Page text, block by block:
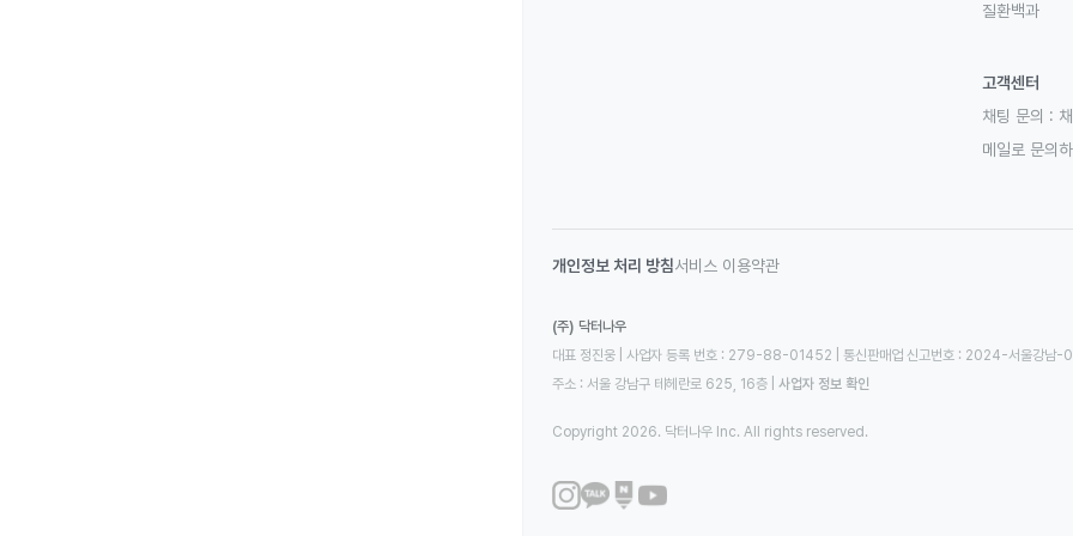
질환백과
고객센터
채팅 문의 :
메일로 문의하
개인정보 처리 방침서비스 이용약관
(주) 닥터나우
대표 정진웅 | 사업자 등록 번호 : 279-88-01452 | 통신판매업 신고번호 : 2024-서울강남
주소 : 서울 강남구 테헤란로 625, 16층
사업자 정보 확인
Copyright 2026. 닥터나우 Inc. All rights reserved.